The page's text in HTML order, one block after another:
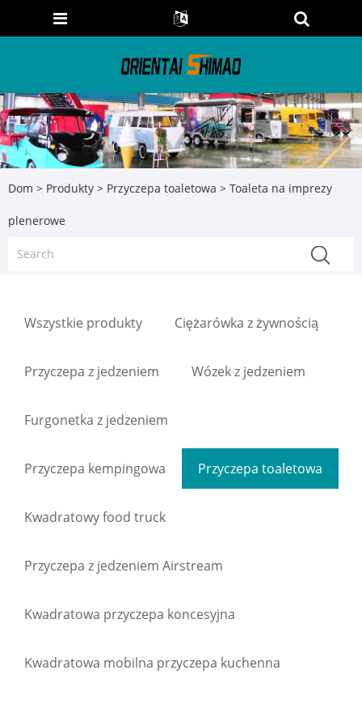
Dom > Produkty > Przyczepa toaletowa > Toaleta na imprezy
plenerowe
Wszystkie produkty Ciężarówka z żywnością
Przyczepa z jedzeniem Wózek z jedzeniem
Furgonetka z jedzeniem
Przyczepa kempingowa Przyczepa toaletowa
Kwadratowy food truck
Przyczepa z jedzeniem Airstream
Kwadratowa przyczepa koncesyjna
Kwadratowa mobilna przyczepa kuchenna